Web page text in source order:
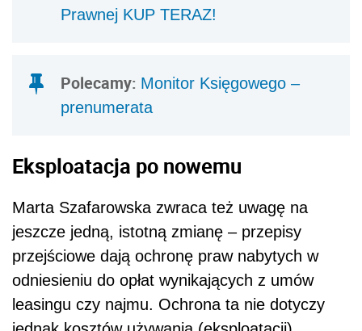
Prawnej KUP TERAZ!
Polecamy: Monitor Księgowego –
prenumerata
Eksploatacja po nowemu
Marta Szafarowska zwraca też uwagę na
jeszcze jedną, istotną zmianę – przepisy
przejściowe dają ochronę praw nabytych w
odniesieniu do opłat wynikających z umów
leasingu czy najmu. Ochrona ta nie dotyczy